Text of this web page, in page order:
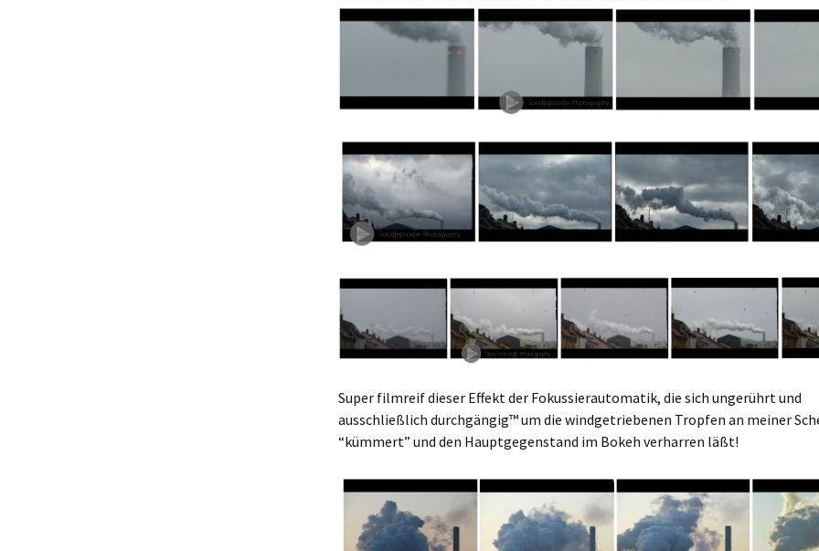
Super filmreif dieser Effekt der Fokussierautomatik, die sich ungerührt und
ausschließlich durchgängig™ um die windgetriebenen Tropfen an meiner
“kümmert” und den Hauptgegenstand im Bokeh verharren läßt!